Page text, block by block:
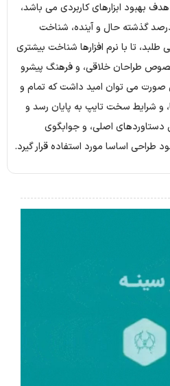
هدف بهبود ابزارهای کاربردی می باشد،
گذشته حال و آینده، شناخت
تا با نرم افزارها شناخت بیشتری
طراحان خلاقی، و فرهنگ پیشرو
صورت می توان امید داشت که تمام و
و شرایط سخت تایپ به پایان رسد و
دستاوردهای اصلی، و جوابگوی
طراحی اساسا مورد استفاده قرار گیرد.